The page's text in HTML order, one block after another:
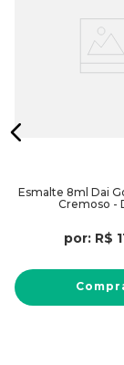
Esmalte 8ml Dai
Cremoso -
por: R$